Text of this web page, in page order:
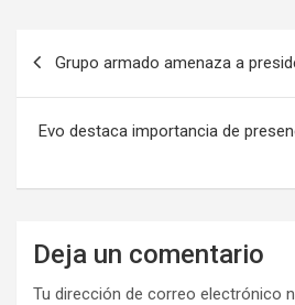
g
Grupo armado amenaza a
Evo destaca importancia de
Deja un comentario
Tu dirección de correo electrónico